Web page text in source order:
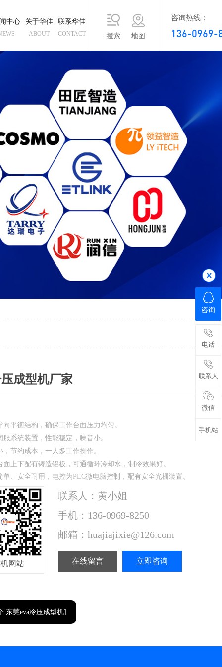
中心 关于华佳
ABOUT
联系华佳
CONTACT 搜索 地图
咨询热线：
136-0969-
成型机厂家
向平衡结构，确保工作台面压力均匀。
服系统装置，性能稳定，噪音小。
，节约成本，一人多工作操作。
面上下配有铸造铝板，可通循环冷却水，制冷效果好。
单、安全耐用，电控为PLC微电脑控制，配有安全光栅装置。
网站
联系人：黄小姐
手机：136-0969-8250
邮箱：huajiajixie@126.com
在线留言 立即咨询
:东莞eva冷压成型机]
咨询
电话
联系人
微信
手机站